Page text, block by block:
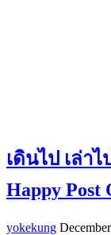
เดินไป เล่า
Happy
yokekung